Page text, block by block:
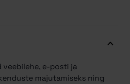
e-posti ja
majutamiseks ning